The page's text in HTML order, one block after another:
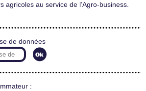
agricoles au service de l’Agro-business.
de données
: